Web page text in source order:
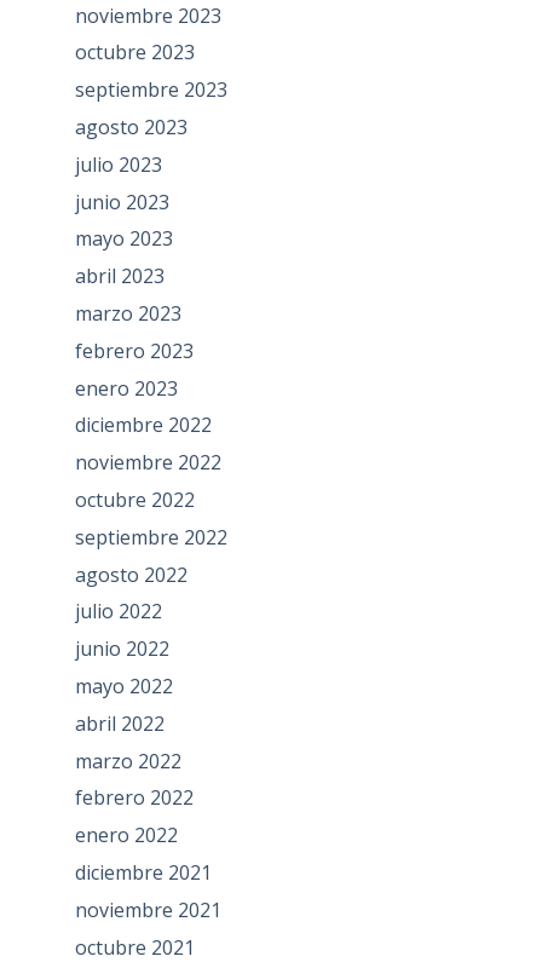
noviembre 2023
octubre 2023
septiembre 2023
agosto 2023
julio 2023
junio 2023
mayo 2023
abril 2023
marzo 2023
febrero 2023
enero 2023
diciembre 2022
noviembre 2022
octubre 2022
septiembre 2022
agosto 2022
julio 2022
junio 2022
mayo 2022
abril 2022
marzo 2022
febrero 2022
enero 2022
diciembre 2021
noviembre 2021
octubre 2021